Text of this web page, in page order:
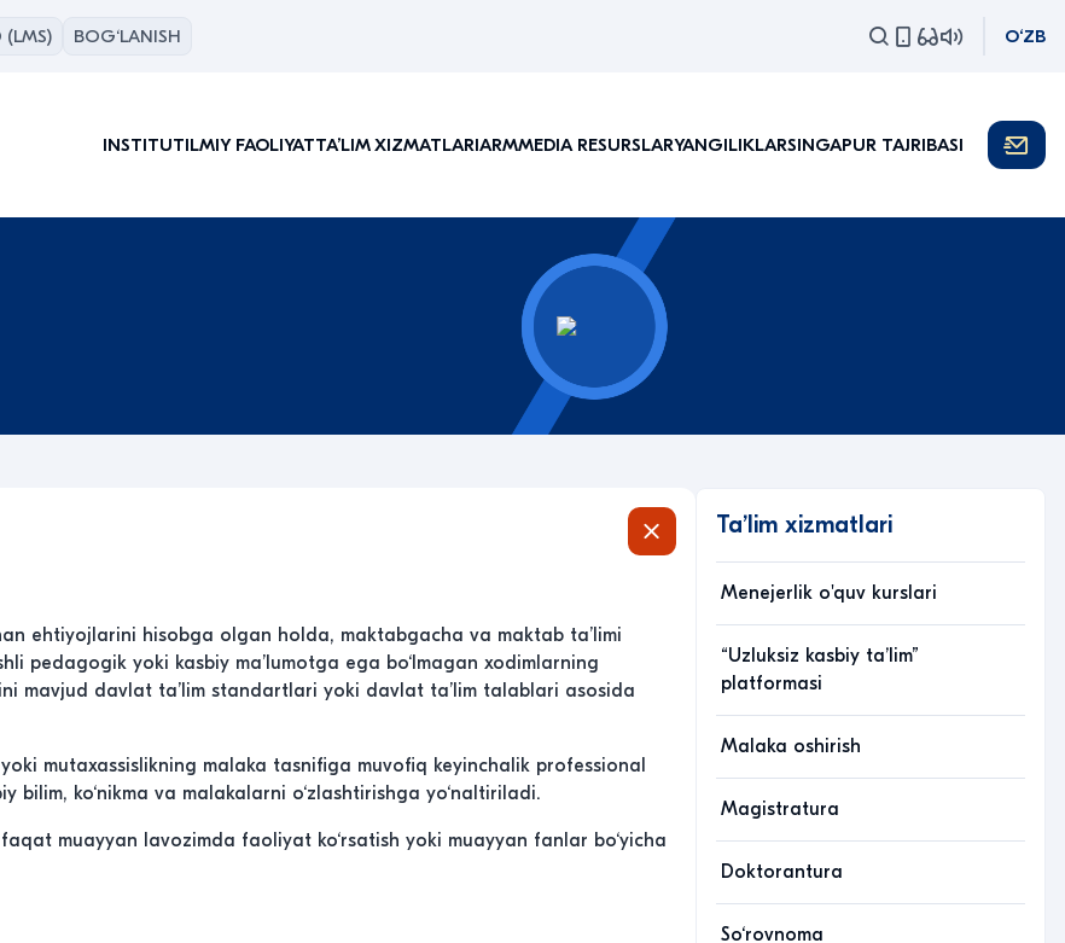
(LMS) BOG‘LANISH O‘ZB
INSTITUTILMIY FAOLIYATTAʼLIM XIZMATLARIARMMEDIA RESURSLARYANGILIKLARSINGAPUR TAJRIBASI
ehtiyojlarini hisobga olgan holda, maktabgacha va maktab ta’limi
pedagogik yoki kasbiy ma’lumotga ega bo‘lmagan xodimlarning
mavjud davlat ta’lim standartlari yoki davlat ta’lim talablari asosida
mutaxassislikning malaka tasnifiga muvofiq keyinchalik professional
ko‘nikma va malakalarni o‘zlashtirishga yo‘naltiriladi.
muayyan lavozimda faoliyat ko‘rsatish yoki muayyan fanlar bo‘yicha
Taʼlim xizmatlari
Menejerlik o'quv kurslari
“Uzluksiz kasbiy taʼlim”
platformasi
Malaka oshirish
Magistratura
Doktorantura
So‘rovnoma